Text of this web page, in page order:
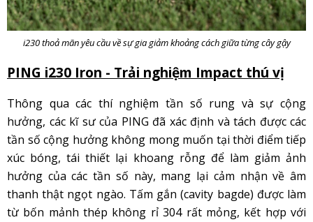
i230 thoả mãn yêu cầu về sự gia giảm khoảng cách giữa từng cây gậy
PING i230 Iron - Trải nghiệm Impact thú vị
Thông qua các thí nghiệm tần số rung và sự cộng
hưởng, các kĩ sư của PING đã xác định và tách được các
tần số cộng hưởng không mong muốn tại thời điểm tiếp
xúc bóng, tái thiết lại khoang rỗng để làm giảm ảnh
hưởng của các tần số này, mang lại cảm nhận về âm
thanh thật ngọt ngào. Tấm gắn (cavity bagde) được làm
từ bốn mảnh thép không rỉ 304 rất mỏng, kết hợp với